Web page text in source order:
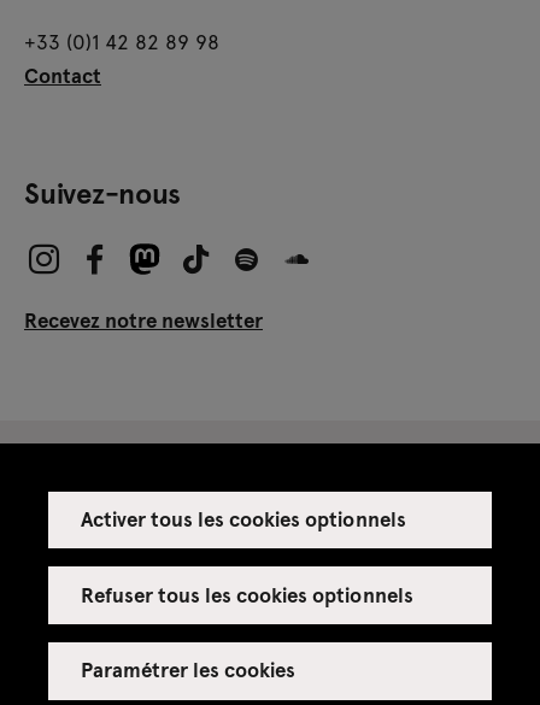
Activer tous les cookies optionnels
Refuser tous les cookies optionnels
Paramétrer les cookies
+33 (0)1 42 82 89 98
Contact
Suivez-nous
Recevez notre newsletter
Espace presse
Espace enseignant·es
Espace privatisations